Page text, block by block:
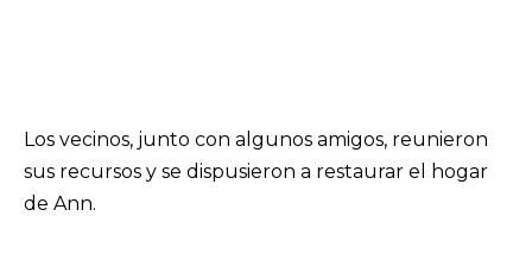
Los vecinos, junto con algunos amigos, reunieron
sus recursos y se dispusieron a restaurar el hogar
de Ann.